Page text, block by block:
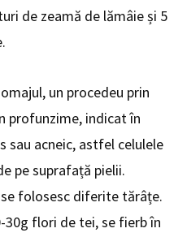
de zeamă de lămâie și 5
un procedeu prin
profunzime, indicat în
sau acneic, astfel celulele
pe suprafață pielii.
folosesc diferite tărâțe.
flori de tei, se fierb în